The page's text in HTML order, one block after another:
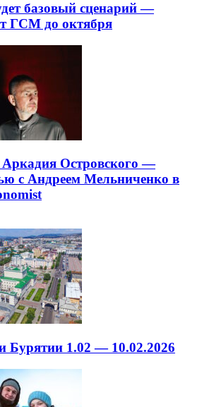
базовый сценарий —
ГСМ до октября
Аркадия Островского —
с Андреем Мельниченко в
Бурятии 1.02 — 10.02.2026